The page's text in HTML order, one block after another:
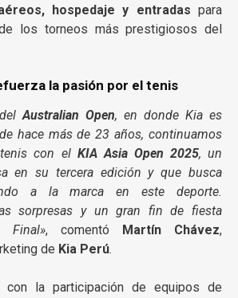
hospedaje y entradas para
los torneos más prestigiosos del
la pasión por el tenis
delAustralian Open, en donde Kia es
hace más de 23 años, continuamos
con el KIA Asia Open 2025, un
en su tercera edición y que busca
a la marca en este deporte.
sorpresas y un gran fin de fiesta
Final», comentó Martín Chávez,
de Kia Perú.
con la participación de equipos de